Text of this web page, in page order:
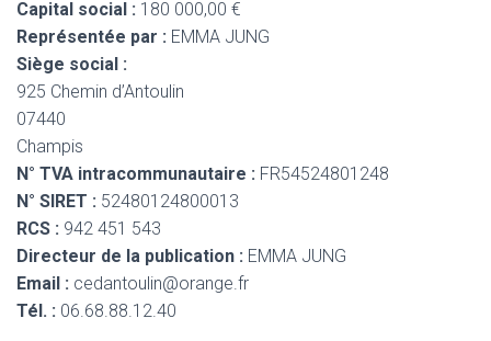
Capital social : 180 000,00 €
Représentée par : EMMA JUNG
Siège social :
925 Chemin d’Antoulin
07440
Champis
N° TVA intracommunautaire : FR54524801248
N° SIRET : 52480124800013
RCS : 942 451 543
Directeur de la publication : EMMA JUNG
Email : cedantoulin@orange.fr
Tél. : 06.68.88.12.40